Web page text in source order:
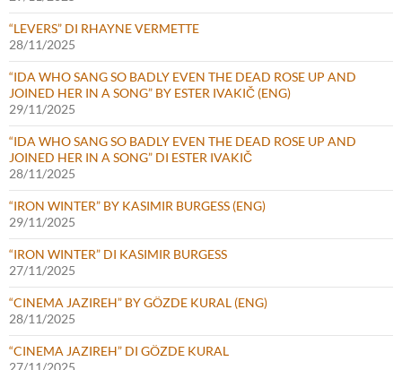
“LEVERS” DI RHAYNE VERMETTE
28/11/2025
“IDA WHO SANG SO BADLY EVEN THE DEAD ROSE UP AND
JOINED HER IN A SONG” BY ESTER IVAKIČ (ENG)
29/11/2025
“IDA WHO SANG SO BADLY EVEN THE DEAD ROSE UP AND
JOINED HER IN A SONG” DI ESTER IVAKIČ
28/11/2025
“IRON WINTER” BY KASIMIR BURGESS (ENG)
29/11/2025
“IRON WINTER” DI KASIMIR BURGESS
27/11/2025
“CINEMA JAZIREH” BY GÖZDE KURAL (ENG)
28/11/2025
“CINEMA JAZIREH” DI GÖZDE KURAL